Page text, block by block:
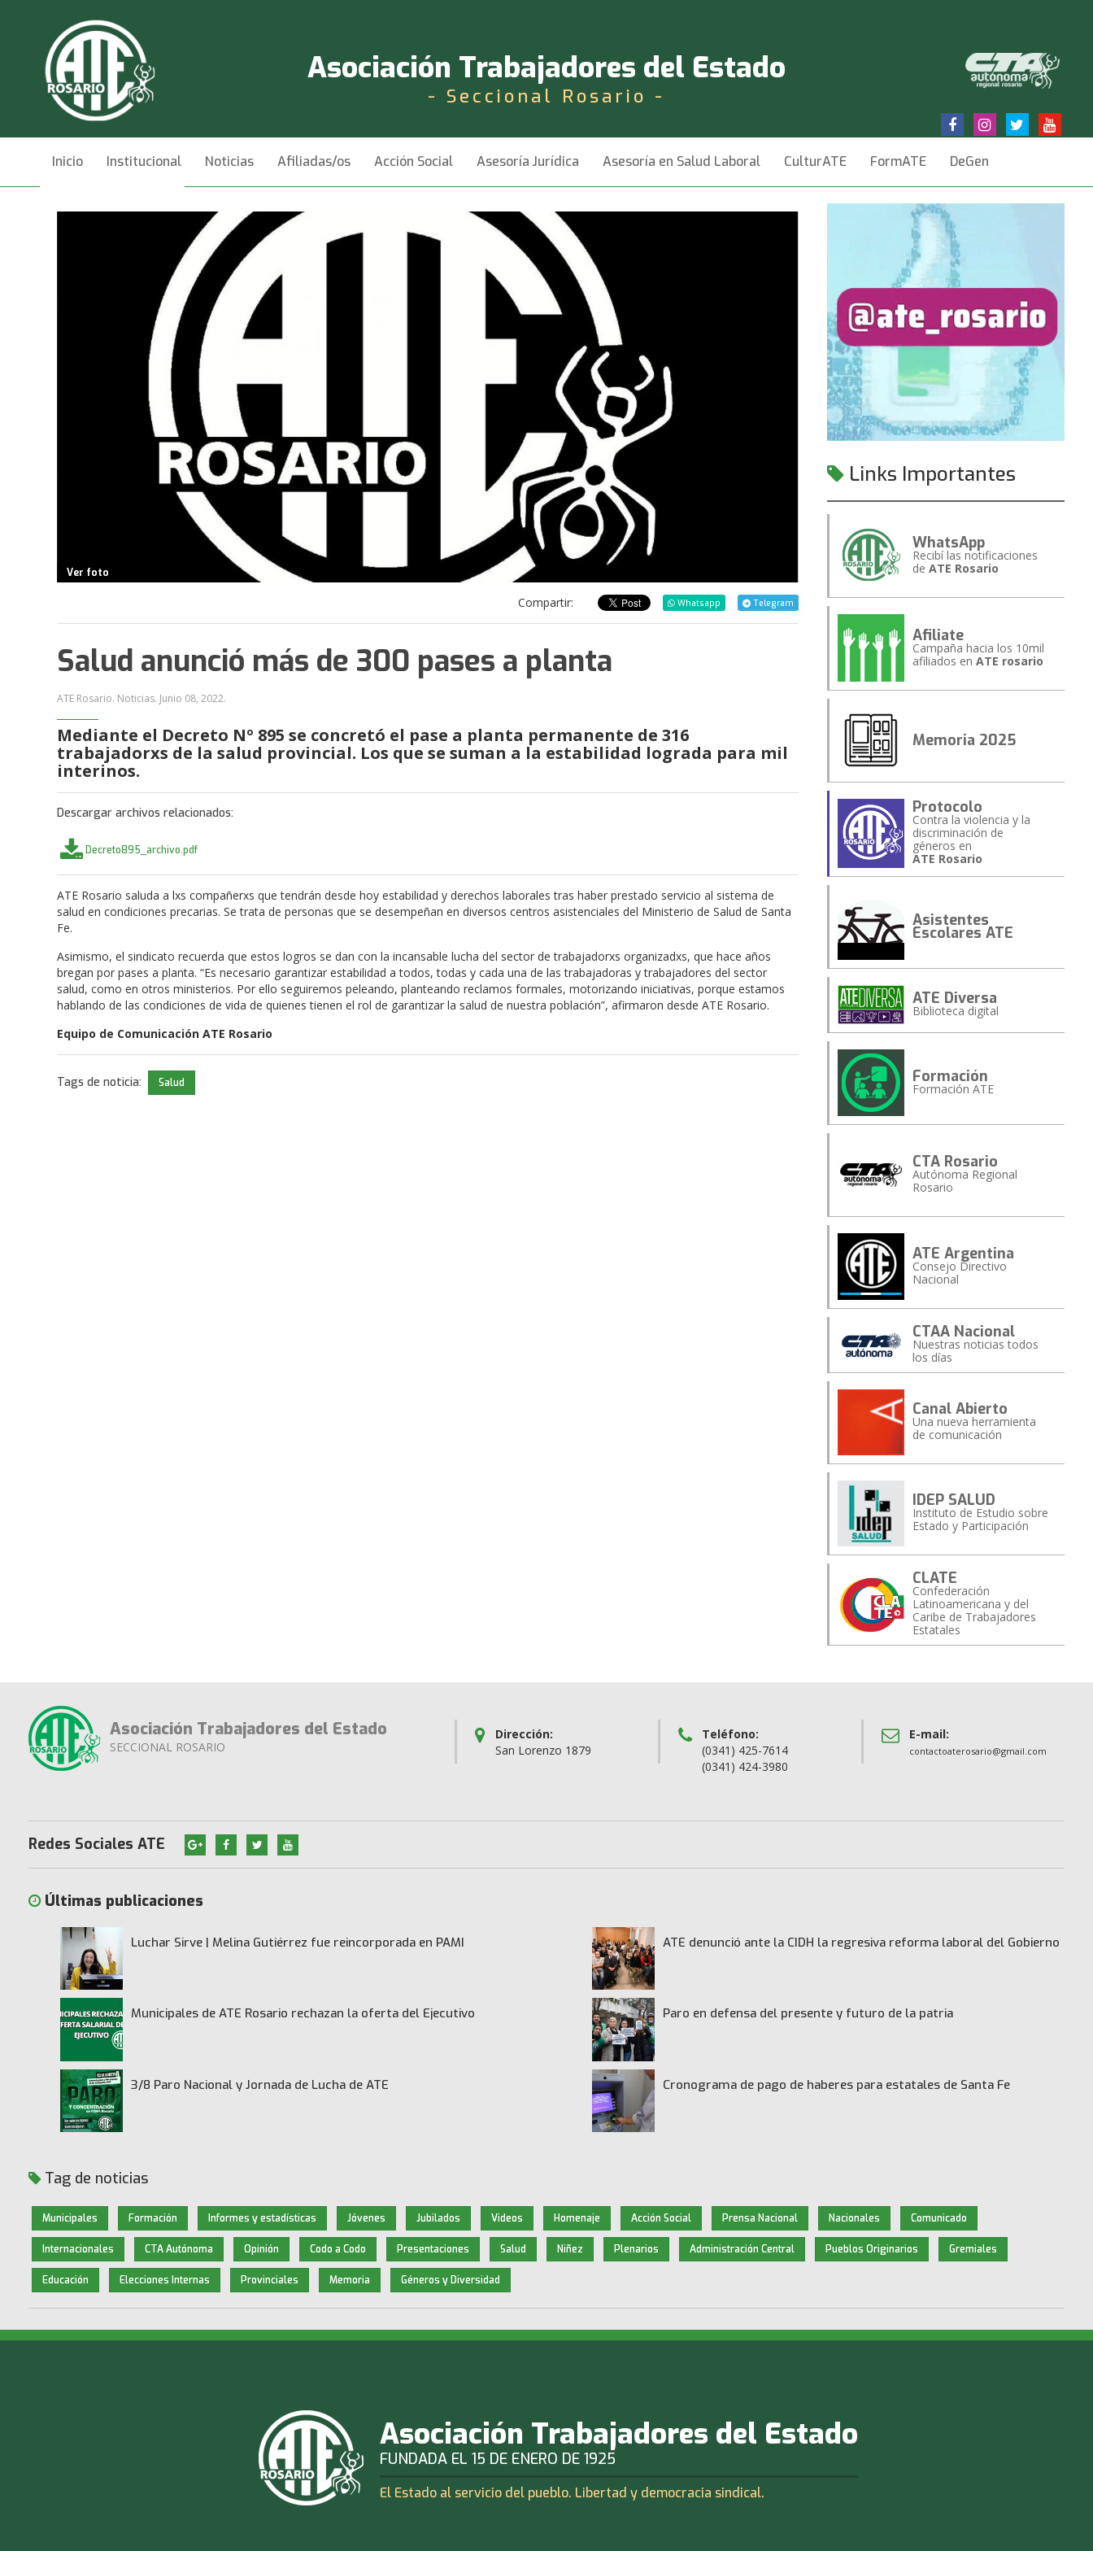
Asociación Trabajadores del Estado
- Seccional Rosario -
Inicio Institucional Noticias Afiliadas/os Acción Social Asesoría Jurídica Asesoría en Salud Laboral CulturATE FormATE DeGen
Videos Contacto
Ver foto
Telegram
Whatsapp
Compartir:
Salud anunció más de 300 pases a planta
ATE Rosario. Noticias. Junio 08, 2022.
Mediante el Decreto Nº 895 se concretó el pase a planta permanente de 316
trabajadorxs de la salud provincial. Los que se suman a la estabilidad lograda para mil
interinos.
Descargar archivos relacionados:
Decreto895_archivo.pdf
ATE Rosario saluda a lxs compañerxs que tendrán desde hoy estabilidad y derechos laborales tras haber prestado servicio al sistema de
salud en condiciones precarias. Se trata de personas que se desempeñan en diversos centros asistenciales del Ministerio de Salud de Santa
Fe.
Asimismo, el sindicato recuerda que estos logros se dan con la incansable lucha del sector de trabajadorxs organizadxs, que hace años
bregan por pases a planta. “Es necesario garantizar estabilidad a todos, todas y cada una de las trabajadoras y trabajadores del sector
salud, como en otros ministerios. Por ello seguiremos peleando, planteando reclamos formales, motorizando iniciativas, porque estamos
hablando de las condiciones de vida de quienes tienen el rol de garantizar la salud de nuestra población”, afirmaron desde ATE Rosario.
Equipo de Comunicación ATE Rosario
Tags de noticia: Salud
Links Importantes
WhatsApp
Recibí las notificaciones
de ATE Rosario
Afiliate
Campaña hacia los 10mil
afiliados en ATE rosario
Memoria 2025
Protocolo
Contra la violencia y la
discriminación de
géneros en
ATE Rosario
Asistentes
Escolares ATE
ATE Diversa
Biblioteca digital
Formación
Formación ATE
CTA Rosario
Autónoma Regional
Rosario
ATE Argentina
Consejo Directivo
Nacional
CTAA Nacional
Nuestras noticias todos
los días
Canal Abierto
Una nueva herramienta
de comunicación
IDEP SALUD
Instituto de Estudio sobre
Estado y Participación
CLATE
Confederación
Latinoamericana y del
Caribe de Trabajadores
Estatales
Asociación Trabajadores del Estado
SECCIONAL ROSARIO
Dirección:
San Lorenzo 1879
Teléfono:
(0341) 425-7614
(0341) 424-3980
E-mail:
contactoaterosario@gmail.com
Redes Sociales ATE
Últimas publicaciones
Luchar Sirve | Melina Gutiérrez fue reincorporada en PAMI ATE denunció ante la CIDH la regresiva reforma laboral del Gobierno
Municipales de ATE Rosario rechazan la oferta del Ejecutivo Paro en defensa del presente y futuro de la patria
3/8 Paro Nacional y Jornada de Lucha de ATE Cronograma de pago de haberes para estatales de Santa Fe
Tag de noticias
Municipales Formación Informes y estadísticas Jóvenes Jubilados Videos Homenaje Acción Social Prensa Nacional Nacionales Comunicado
Internacionales CTA Autónoma Opinión Codo a Codo Presentaciones Salud Niñez Plenarios Administración Central Pueblos Originarios Gremiales
Educación Elecciones Internas Provinciales Memoria Géneros y Diversidad
Asociación Trabajadores del Estado
FUNDADA EL 15 DE ENERO DE 1925
El Estado al servicio del pueblo. Libertad y democracia sindical.